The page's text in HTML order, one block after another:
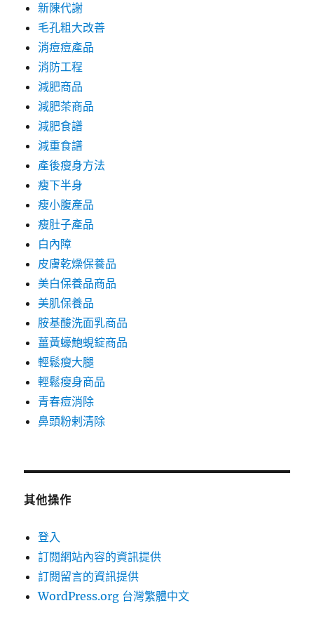
新陳代謝
毛孔粗大改善
消痘痘產品
消防工程
減肥商品
減肥茶商品
減肥食譜
減重食譜
產後瘦身方法
瘦下半身
瘦小腹產品
瘦肚子產品
白內障
皮膚乾燥保養品
美白保養品商品
美肌保養品
胺基酸洗面乳商品
薑黃蠔鮑蜆錠商品
輕鬆瘦大腿
輕鬆瘦身商品
青春痘消除
鼻頭粉剌清除
其他操作
登入
訂閱網站內容的資訊提供
訂閱留言的資訊提供
WordPress.org 台灣繁體中文